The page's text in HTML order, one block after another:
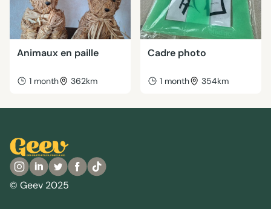
Animaux en paille
1 month 362km
Cadre photo
1 month 354km
© Geev 2025